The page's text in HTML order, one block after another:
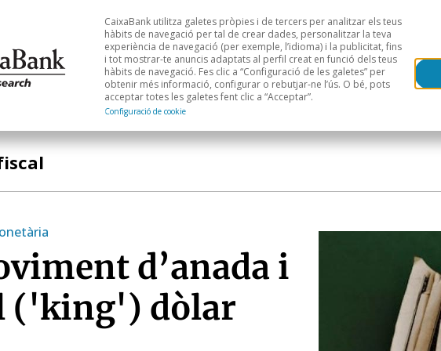
i mercats Anàlisi sectorial Àrees geogràfiques
CaixaBank utilitza galetes pròpies i de tercers per analitzar els teus
hàbits de navegació per tal de crear dades, personalitzar la teva
experiència de navegació (per exemple, l’idioma) i la publicitat, fins
i tot mostrar-te anuncis adaptats al perfil creat en funció dels teus
hàbits de navegació. Fes clic a “Configuració de les galetes” per
obtenir més informació, configurar o rebutjar-ne l’ús. O bé, pots
acceptar totes les galetes fent clic a “Acceptar”.
Configuració de cookie
d’anada i
('king') dòlar